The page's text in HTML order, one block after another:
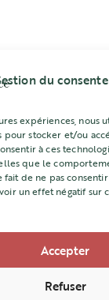
du
expériences, nous
stocker et/ou
à ces
que le
fait de ne pas
un effet négatif sur
Accepter
Refuser
Urbain